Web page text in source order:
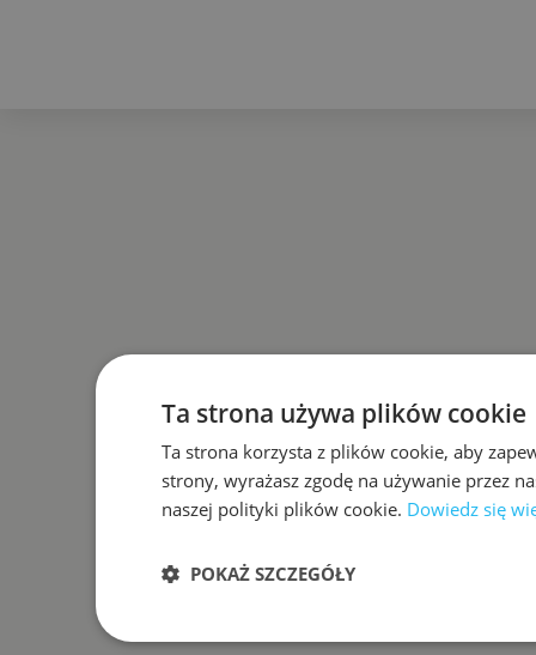
Ta strona używa plików cookie
Ta strona korzysta z plików cookie, aby
strony, wyrażasz zgodę na używanie przez
naszej polityki plików cookie. Dowiedz się
POKAŻ SZCZEGÓŁY